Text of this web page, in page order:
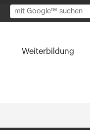
Weiterbildung